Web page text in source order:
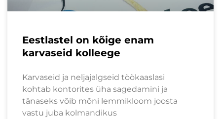
Eestlastel on kõige enam
karvaseid kolleege
Karvaseid ja neljajalgseid töökaaslasi
kohtab kontorites üha sagedamini ja
tänaseks võib mõni lemmikloom joosta
vastu juba kolmandikus